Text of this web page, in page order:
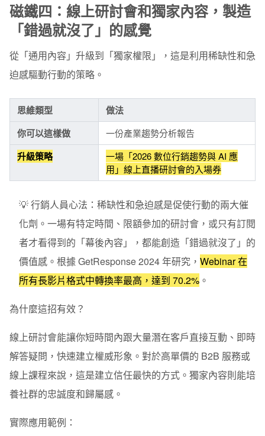
磁鐵四：線上研討會和獨家內容，製造
「錯過就沒了」的感覺
從「通用內容」升級到「獨家權限」，這是利用稀缺性和急
迫感驅動行動的策略。
思維類型
做法
你可以這樣做
一份產業趨勢分析報告
升級策略
一場「2026 數位行銷趨勢與 AI 應
用」線上直播研討會的入場券
💡 行銷人員心法： 稀缺性和急迫感是促使行動的兩大催
化劑。一場有特定時間、限額參加的研討會，或只有訂閱
者才看得到的「幕後內容」，都能創造「錯過就沒了」的
價值感。根據 GetResponse 2024 年研究， Webinar 在
所有長影片格式中轉換率最高，達到 70.2% 。
為什麼這招有效？
線上研討會能讓你短時間內跟大量潛在客戶直接互動、即時
解答疑問，快速建立權威形象。對於高單價的 B2B 服務或
線上課程來說，這是建立信任最快的方式。獨家內容則能培
養社群的忠誠度和歸屬感。
實際應用範例：